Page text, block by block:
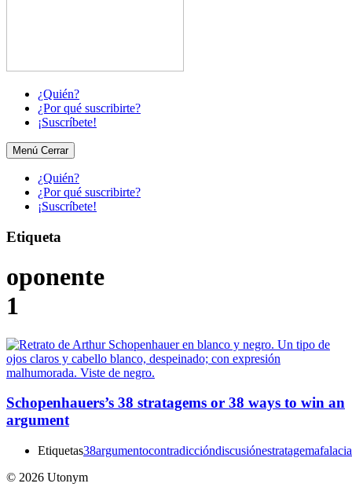
¿Quién?
¿Por qué suscribirte?
¡Suscríbete!
Menú Cerrar
¿Quién?
¿Por qué suscribirte?
¡Suscríbete!
Etiqueta
oponente
1
Schopenhauers’s 38 stratagems or 38 ways to win an
argument
Etiquetas38argumentocontradiccióndiscusiónestratagemafalacia
© 2026 Utonym